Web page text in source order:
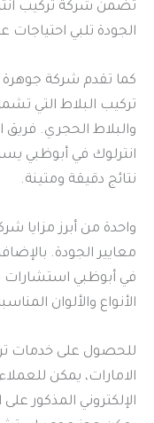
تضمن شركة تركيب
الجودة تلبي احتياجات
كما تقدم شركة
تركيب البلاط التي
والبلاط الحجري.
انترلوك في أبوظبي
نتائج دقيقة ومتينة.
واحدة من أبرز مزايا
معايير الجودة.
في أبوظبي استشارات
الأنواع والألوان
للحصول على خدمات
الامارات، يمكن
الإلكتروني المذكور